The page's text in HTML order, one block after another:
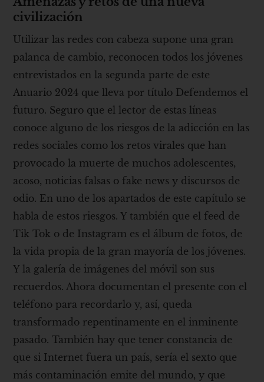
civilización
Utilizar las redes con cabeza supone una gran
palanca de cambio, reconocen todos los jóvenes
entrevistados en la segunda parte de este
Anuario 2024 que lleva por título Defendemos el
futuro. Seguro que el lector de estas líneas
conoce alguno de los riesgos de la adicción en las
redes sociales como los retos virales que han
provocado la muerte de muchos adolescentes,
acoso, noticias falsas o fake news y discursos de
odio. En uno de los apartados de este capítulo se
habla de estos riesgos. Y también que el feed de
Tik Tok o de Instagram es el álbum de fotos, de
la vida propia de la gran mayoría de los jóvenes.
Y la galería de imágenes del móvil son sus
recuerdos. Ahora documentan el presente con el
teléfono para recordarlo y, así, queda
transformado repentinamente en el inminente
pasado. También hay que tener constancia de
que si Internet fuera un país, sería el sexto que
más contaminación emite del mundo, y que